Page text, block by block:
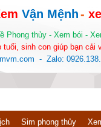
Vận Mệnh-
Phong thủy - Xem bói -
sinh con giúp bạn cải
- Zalo:
Sim phong thủy